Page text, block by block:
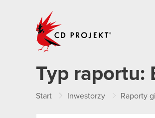
Typ raportu:
Start Inwestorzy Raporty